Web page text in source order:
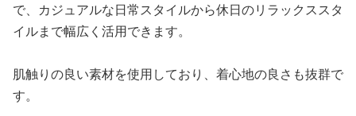
で、カジュアルな日常スタイルから休日のリラックススタ
イルまで幅広く活用できます。
肌触りの良い素材を使用しており、着心地の良さも抜群で
す。